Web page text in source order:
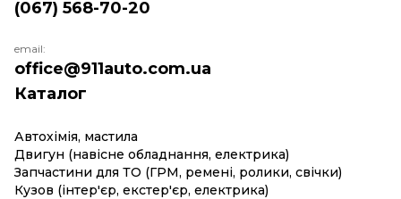
Каталог
Автохімія, мастила
Двигун (навісне обладнання, електрика)
Запчастини для ТО (ГРМ, ремені, ролики, свічки)
Кузов (інтер'єр, екстер'єр, електрика)
(067) 568-70-20
email:
office@911auto.com.ua